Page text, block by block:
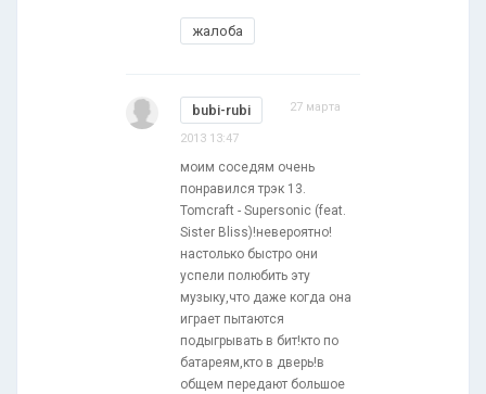
жалоба
bubi-rubi 27 марта
2013 13:47
моим соседям очень
понравился трэк 13.
Tomcraft - Supersonic (feat.
Sister Bliss)!невероятно!
настолько быстро они
успели полюбить эту
музыку,что даже когда она
играет пытаются
подыгрывать в бит!кто по
батареям,кто в дверь!в
общем передают большое